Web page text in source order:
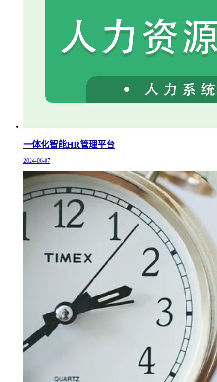
一体化智能HR管理平台
2024-06-07